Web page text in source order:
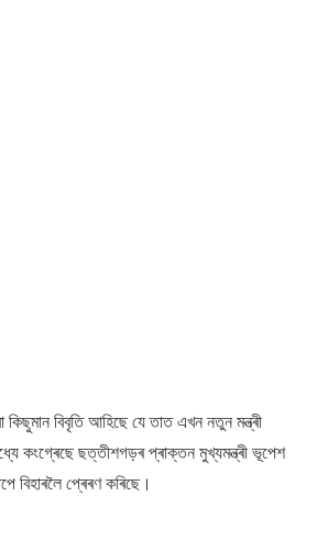
কিছুমান বিবৃতি আহিছে যে তাত এখন নতুন মন্ত্ৰী
কংগ্ৰেছে ছত্তীশগড়ৰ প্ৰাক্তন মুখ্যমন্ত্ৰী ভূপেশ
বিহাৰলৈ প্ৰেৰণ কৰিছে।